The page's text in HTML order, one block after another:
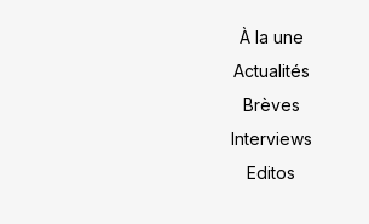
À la une
Actualités
Brèves
Interviews
Editos